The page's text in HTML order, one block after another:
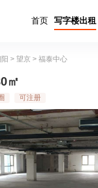
首页 写字楼出租
> 望京> 福泰中心
㎡
可注册